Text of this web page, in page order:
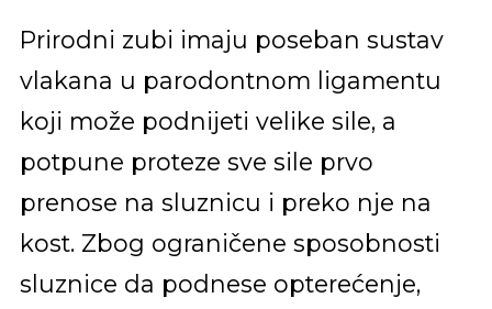
Prirodni zubi imaju poseban sustav
vlakana u parodontnom ligamentu
koji može podnijeti velike sile, a
potpune proteze sve sile prvo
prenose na sluznicu i preko nje na
kost. Zbog ograničene sposobnosti
sluznice da podnese opterećenje,